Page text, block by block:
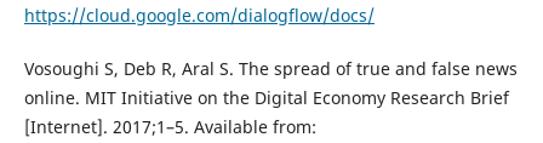
https://cloud.google.com/dialogflow/docs/
Vosoughi S, Deb R, Aral S. The spread of true and false news
online. MIT Initiative on the Digital Economy Research Brief
[Internet]. 2017;1–5. Available from: